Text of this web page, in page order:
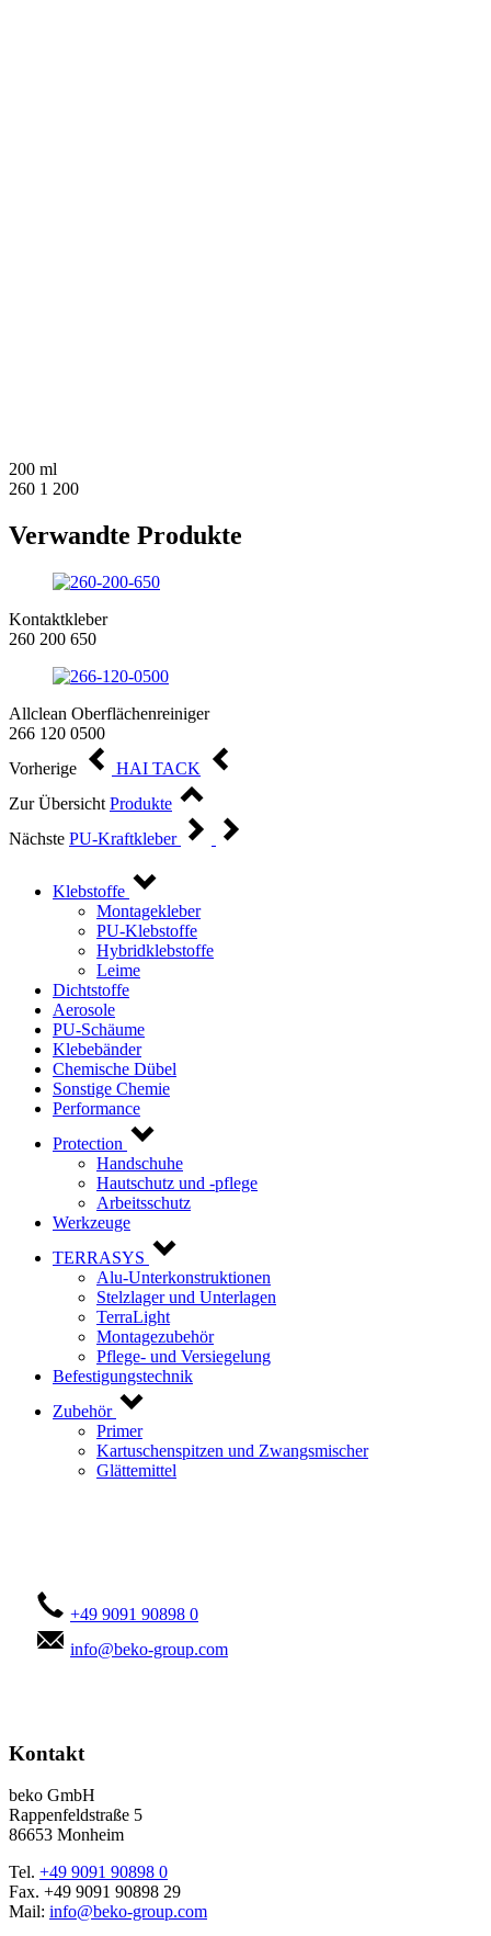
200 ml
260 1 200
Verwandte Produkte
Kontaktkleber
260 200 650
Allclean Oberflächenreiniger
266 120 0500
Vorherige
HAI TACK
Zur Übersicht Produkte
Nächste PU-Kraftkleber
Klebstoffe
Montagekleber
PU-Klebstoffe
Hybridklebstoffe
Leime
Dichtstoffe
Aerosole
PU-Schäume
Klebebänder
Chemische Dübel
Sonstige Chemie
Performance
Protection
Handschuhe
Hautschutz und -pflege
Arbeitsschutz
Werkzeuge
TERRASYS
Alu-Unterkonstruktionen
Stelzlager und Unterlagen
TerraLight
Montagezubehör
Pflege- und Versiegelung
Befestigungstechnik
Zubehör
Primer
Kartuschenspitzen und Zwangsmischer
Glättemittel
+49 9091 90898 0
info@beko-group.com
Kontakt
beko GmbH
Rappenfeldstraße 5
86653 Monheim
Tel. +49 9091 90898 0
Fax. +49 9091 90898 29
Mail: info@beko-group.com